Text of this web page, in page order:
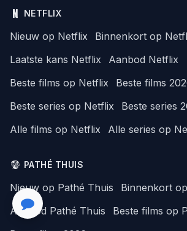
NETFLIX
Nieuw op Netflix
Binnenkort op
Laatste kans Netflix
Aanbod Netflix
Beste films op Netflix
Beste films
Beste series op Netflix
Beste series
Alle films op Netflix
Alle series op
PATHÉ THUIS
Nieuw op Pathé Thuis
Binnenkort
Aanbod Pathé Thuis
Beste films op